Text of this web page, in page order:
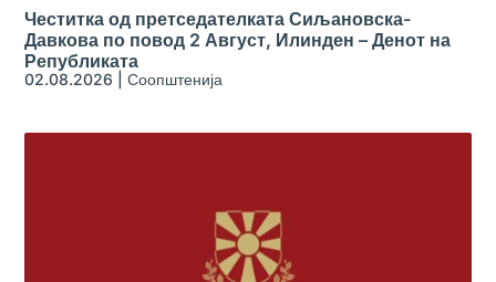
Честитка од претседателката Сиљановска-
Давкова по повод 2 Август, Илинден – Денот на
Републиката
02.08.2026 |Соопштенија